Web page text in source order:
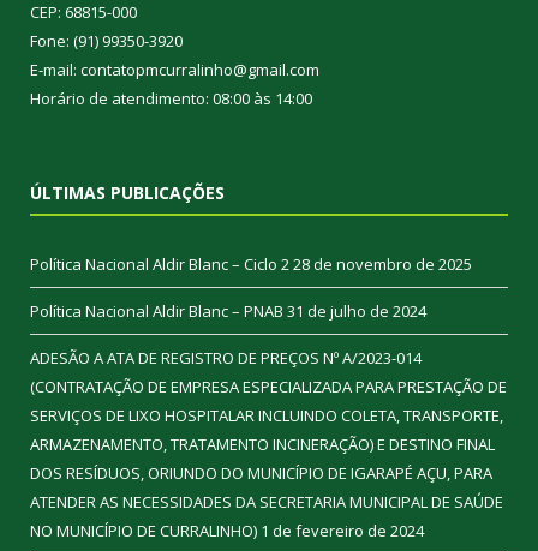
CEP: 68815-000
Fone: (91) 99350-3920
E-mail: contatopmcurralinho@gmail.com
Horário de atendimento: 08:00 às 14:00
ÚLTIMAS PUBLICAÇÕES
Política Nacional Aldir Blanc – Ciclo 228 de novembro de 2025
Política Nacional Aldir Blanc – PNAB 31 de julho de 2024
ADESÃO A ATA DE REGISTRO DE PREÇOS Nº A/2023-014
(CONTRATAÇÃO DE EMPRESA ESPECIALIZADA PARA PRESTAÇÃO DE
SERVIÇOS DE LIXO HOSPITALAR INCLUINDO COLETA, TRANSPORTE,
ARMAZENAMENTO, TRATAMENTO INCINERAÇÃO) E DESTINO FINAL
DOS RESÍDUOS, ORIUNDO DO MUNICÍPIO DE IGARAPÉ AÇU, PARA
ATENDER AS NECESSIDADES DA SECRETARIA MUNICIPAL DE SAÚDE
NO MUNICÍPIO DE CURRALINHO) 1 de fevereiro de 2024